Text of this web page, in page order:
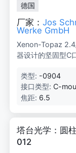
德国
厂家：Jos
Werke GmbH
Xenon-Topaz
器设计的坚固型C
增透膜涂层。该
的测量系统，例
类型: -0904
接口类型: C-
焦距: 6.5
塔台光学：圆
012